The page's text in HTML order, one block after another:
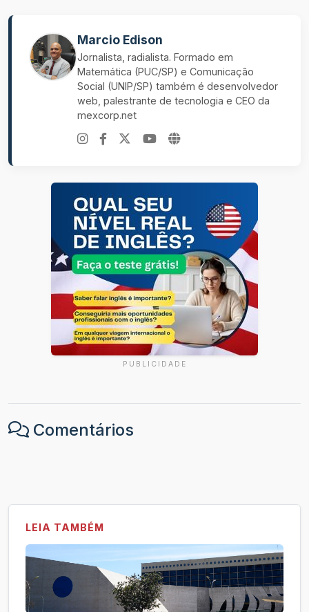
Marcio Edison
Jornalista, radialista. Formado em
Matemática (PUC/SP) e Comunicação
Social (UNIP/SP) também é desenvolvedor
web, palestrante de tecnologia e CEO da
mexcorp.net
PUBLICIDADE
Comentários
LEIA TAMBÉM